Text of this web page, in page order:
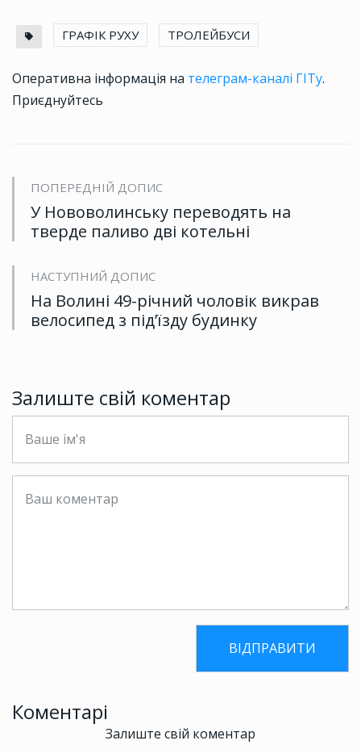
ГРАФІК РУХУ ТРОЛЕЙБУСИ
Оперативна інформація на телеграм-каналі ГІТу.
Приєднуйтесь
ПОПЕРЕДНІЙ ДОПИС
У Нововолинську переводять на
тверде паливо дві котельні
НАСТУПНИЙ ДОПИС
На Волині 49-річний чоловік викрав
велосипед з під’їзду будинку
Залиште свій коментар
Коментарі
Залиште свій коментар